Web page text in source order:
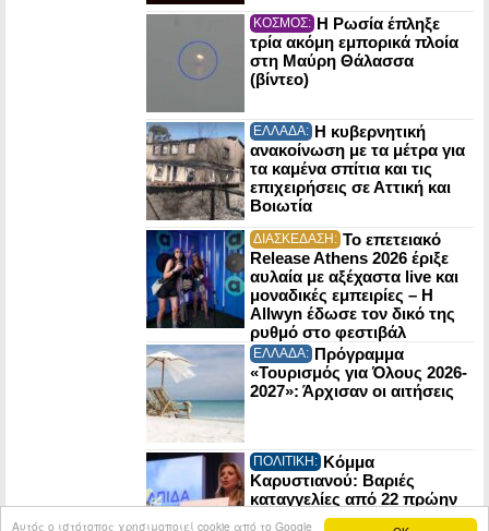
Αυτός ο ιστότοπος χρησιμοποιεί cookie από το Google
ΚΟΣΜΟΣ: Η Ρωσία έπληξε
τρία ακόμη εμπορικά πλοία
στη Μαύρη Θάλασσα
(βίντεο)
ΕΛΛΑΔΑ: Η κυβερνητική
ανακοίνωση με τα μέτρα για
τα καμένα σπίτια και τις
επιχειρήσεις σε Αττική και
Βοιωτία
ΔΙΑΣΚΕΔΑΣΗ: Το επετειακό
Release Athens 2026 έριξε
αυλαία με αξέχαστα live και
μοναδικές εμπειρίες – Η
Allwyn έδωσε τον δικό της
ρυθμό στο φεστιβάλ
ΕΛΛΑΔΑ: Πρόγραμμα
«Τουρισμός για Όλους 2026-
2027»: Άρχισαν οι αιτήσεις
ΠΟΛΙΤΙΚΗ: Κόμμα
Καρυστιανού: Βαριές
καταγγελίες από 22 πρώην
στελέχη της Ελπίδας για τη